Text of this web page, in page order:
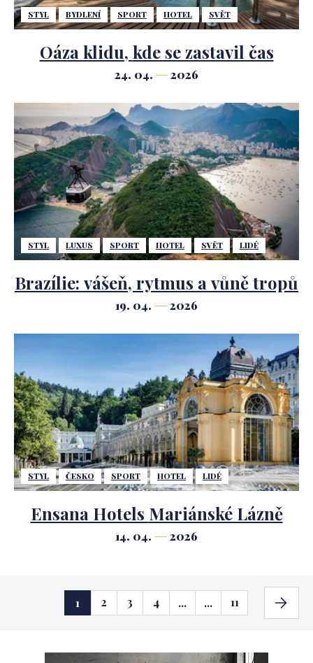
STYL BYDLENÍ SPORT HOTEL SVĚT
Oáza klidu, kde se zastavil čas
24. 04. 2026
STYL LUXUS SPORT HOTEL SVĚT LIDÉ
Brazílie: vášeň, rytmus a vůně tropů
19. 04. 2026
STYL ČESKO SPORT HOTEL LIDÉ
Ensana Hotels Mariánské Lázně
14. 04. 2026
1 2 3 4 ... ... 11